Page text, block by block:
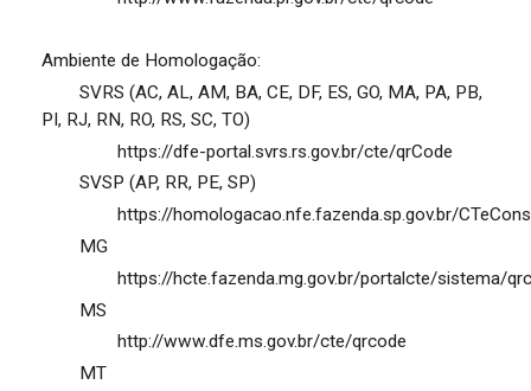
Ambiente de Homologação:
SVRS (AC, AL, AM, BA, CE, DF, ES, GO, MA, PA, PB,
PI, RJ, RN, RO, RS, SC, TO)
https://dfe-portal.svrs.rs.gov.br/cte/qrCode
SVSP (AP, RR, PE, SP)
https://homologacao.nfe.fazenda.sp.gov.br/
MG
https://hcte.fazenda.mg.gov.br/portalcte/sistema/
MS
http://www.dfe.ms.gov.br/cte/qrcode
MT